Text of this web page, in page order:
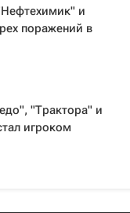
и
поражений в
"Трактора" и
игроком